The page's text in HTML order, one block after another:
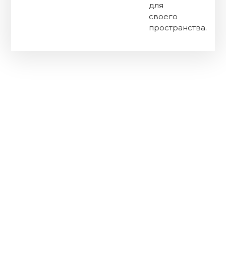
для
своего
пространства.